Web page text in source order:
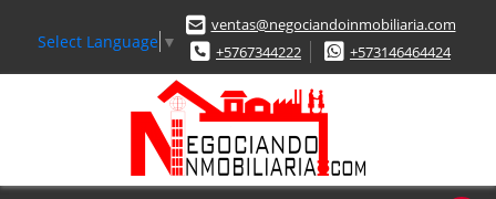
Select Language ▼
ventas@negociandoinmobiliaria.com
+5767344222
+573146464424